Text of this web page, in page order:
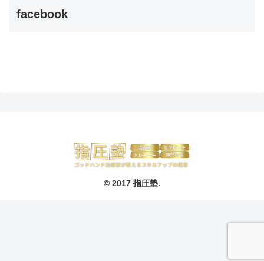
facebook
© 2017 指圧塾.